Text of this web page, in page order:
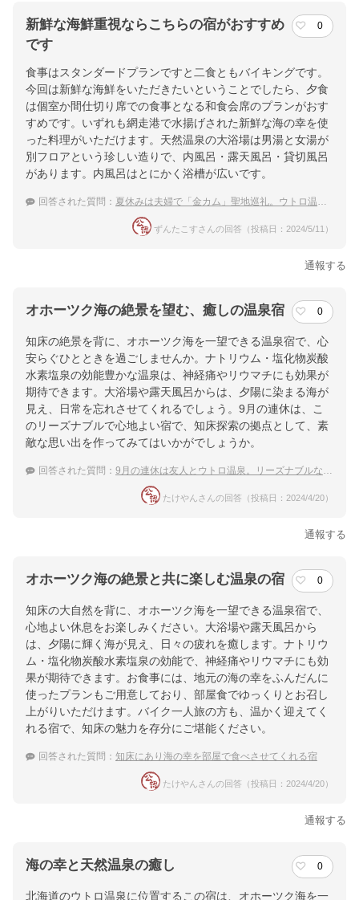
新鮮な海鮮重視ならこちらの宿がおすすめ
です
0
食事はスタンダードプランですと二食ともバイキングです。
今回は新鮮な海鮮をいただきたいということでしたら、夕食
は個室か間仕切り席での食事となる和食会席のプランがおす
すめです。いずれも網走港で水揚げされた新鮮な海の幸を使
った料理がいただけます。天然温泉の大浴場は男湯と女湯が
別フロアという珍しい造りで、内風呂・露天風呂・貸切風呂
があります。内風呂はとにかく浴槽が広いです。
回答された質問： 夏休みは夫婦で「金カム」聖地巡礼。ウトロ温泉に寄って海の幸を満喫したい
ずんたこすさんの回答（投稿日：2024/5/11）
通報する
オホーツク海の絶景を望む、癒しの温泉宿 0
知床の絶景を背に、オホーツク海を一望できる温泉宿で、心
安らぐひとときを過ごしませんか。ナトリウム・塩化物炭酸
水素塩泉の効能豊かな温泉は、神経痛やリウマチにも効果が
期待できます。大浴場や露天風呂からは、夕陽に染まる海が
見え、日常を忘れさせてくれるでしょう。9月の連休は、こ
のリーズナブルで心地よい宿で、知床探索の拠点として、素
敵な思い出を作ってみてはいかがでしょうか。
回答された質問： 9月の連休は友人とウトロ温泉。リーズナブルなおすすめの宿は？
たけやんさんの回答（投稿日：2024/4/20）
通報する
オホーツク海の絶景と共に楽しむ温泉の宿 0
知床の大自然を背に、オホーツク海を一望できる温泉宿で、
心地よい休息をお楽しみください。大浴場や露天風呂から
は、夕陽に輝く海が見え、日々の疲れを癒します。ナトリウ
ム・塩化物炭酸水素塩泉の効能で、神経痛やリウマチにも効
果が期待できます。お食事には、地元の海の幸をふんだんに
使ったプランもご用意しており、部屋食でゆっくりとお召し
上がりいただけます。バイク一人旅の方も、温かく迎えてく
れる宿で、知床の魅力を存分にご堪能ください。
回答された質問： 知床にあり海の幸を部屋で食べさせてくれる宿
たけやんさんの回答（投稿日：2024/4/20）
通報する
海の幸と天然温泉の癒し 0
北海道のウトロ温泉に位置するこの宿は、オホーツク海を一